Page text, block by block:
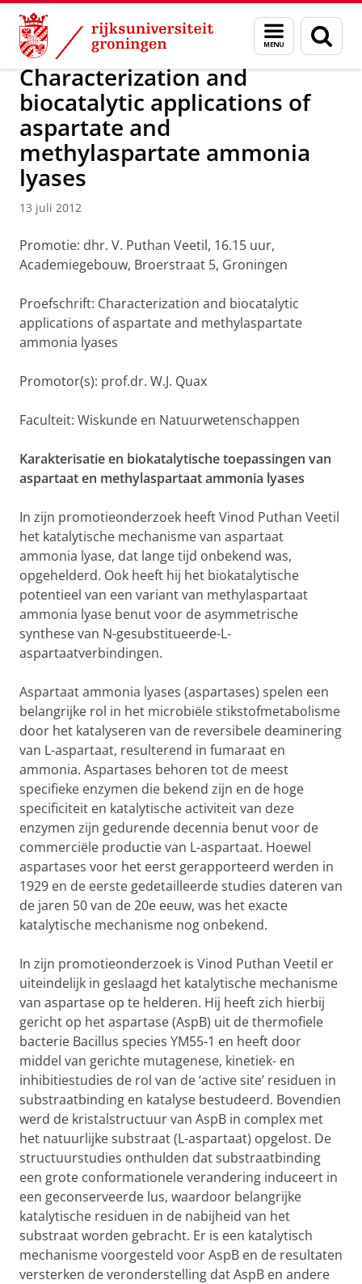
Skip
Content
Skip
Navigation
Menu
en
zoeken
Over ons Actueel Nieuws Nieuwsberichten
Characterization and
biocatalytic applications of
aspartate and
methylaspartate ammonia
lyases
13 juli 2012
Promotie: dhr. V. Puthan Veetil, 16.15 uur,
Academiegebouw, Broerstraat 5, Groningen
Proefschrift: Characterization and biocatalytic
applications of aspartate and methylaspartate
ammonia lyases
Promotor(s): prof.dr. W.J. Quax
Faculteit: Wiskunde en Natuurwetenschappen
Karakterisatie en biokatalytische toepassingen van
aspartaat en methylaspartaat ammonia lyases
In zijn promotieonderzoek heeft Vinod Puthan Veetil
het katalytische mechanisme van aspartaat
ammonia lyase, dat lange tijd onbekend was,
opgehelderd. Ook heeft hij het biokatalytische
potentieel van een variant van methylaspartaat
ammonia lyase benut voor de asymmetrische
synthese van N-gesubstitueerde-L-
aspartaatverbindingen.
Aspartaat ammonia lyases (aspartases) spelen een
belangrijke rol in het microbiële stikstofmetabolisme
door het katalyseren van de reversibele deaminering
van L-aspartaat, resulterend in fumaraat en
ammonia. Aspartases behoren tot de meest
specifieke enzymen die bekend zijn en de hoge
specificiteit en katalytische activiteit van deze
enzymen zijn gedurende decennia benut voor de
commerciële productie van L-aspartaat. Hoewel
aspartases voor het eerst gerapporteerd werden in
1929 en de eerste gedetailleerde studies dateren van
de jaren 50 van de 20e eeuw, was het exacte
katalytische mechanisme nog onbekend.
In zijn promotieonderzoek is Vinod Puthan Veetil er
uiteindelijk in geslaagd het katalytische mechanisme
van aspartase op te helderen. Hij heeft zich hierbij
gericht op het aspartase (AspB) uit de thermofiele
bacterie Bacillus species YM55-1 en heeft door
middel van gerichte mutagenese, kinetiek- en
inhibitiestudies de rol van de ‘active site’ residuen in
substraatbinding en katalyse bestudeerd. Bovendien
werd de kristalstructuur van AspB in complex met
het natuurlijke substraat (L-aspartaat) opgelost. De
structuurstudies onthulden dat substraatbinding
een grote conformationele verandering induceert in
een geconserveerde lus, waardoor belangrijke
katalytische residuen in de nabijheid van het
substraat worden gebracht. Er is een katalytisch
mechanisme voorgesteld voor AspB en de resultaten
versterken de veronderstelling dat AspB en andere